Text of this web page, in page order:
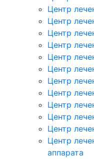
Центр
Центр
Центр
Центр
Центр
Центр
Центр
Центр
Центр
Центр
Центр
Центр
аппарата